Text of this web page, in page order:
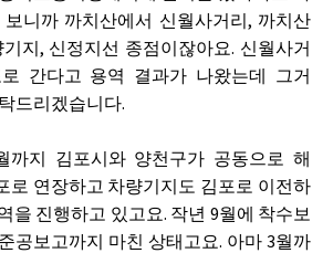
니까 까치산에서 신월사거리, 까치산
지, 신정지선 종점이잖아요. 신월사거
간다고 용역 결과가 나왔는데 그거
드리겠습니다.
까지 김포시와 양천구가 공동으로 해
로 연장하고 차량기지도 김포로 이전하
을 진행하고 있고요. 작년 9월에 착수보
공보고까지 마친 상태고요. 아마 3월까